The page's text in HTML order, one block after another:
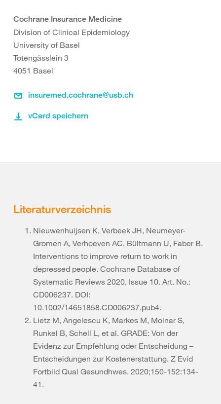
Cochrane Insurance Medicine
Division of Clinical Epidemiology
University of Basel
Totengässlein 3
4051 Basel
insuremed.cochrane@usb.ch
vCard speichern
Literaturverzeichnis
Nieuwenhuijsen K, Verbeek JH, Neumeyer-
Gromen A, Verhoeven AC, Bültmann U, Faber B.
Interventions to improve return to work in
depressed people. Cochrane Database of
Systematic Reviews 2020, Issue 10. Art. No.:
CD006237. DOI:
10.1002/14651858.CD006237.pub4.
Lietz M, Angelescu K, Markes M, Molnar S,
Runkel B, Schell L, et al. GRADE: Von der
Evidenz zur Empfehlung oder Entscheidung –
Entscheidungen zur Kostenerstattung. Z Evid
Fortbild Qual Gesundhwes. 2020;150-152:134-
41.